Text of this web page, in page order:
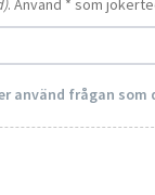
. Använd * som
använd frågan som